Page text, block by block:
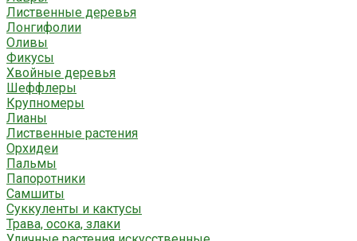
Лиственные деревья
Лонгифолии
Оливы
Фикусы
Хвойные деревья
Шеффлеры
Крупномеры
Лианы
Лиственные растения
Орхидеи
Пальмы
Папоротники
Самшиты
Суккуленты и кактусы
Трава, осока, злаки